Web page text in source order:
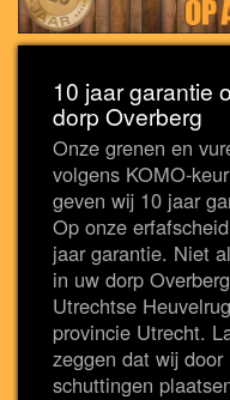
10 jaar garantie
dorp Overberg
Onze grenen en
volgens KOMO-
geven wij 10 jaar
Op onze
jaar garantie. Niet
in uw dorp
Utrechtse
provincie Utrecht.
zeggen dat wij
schuttingen